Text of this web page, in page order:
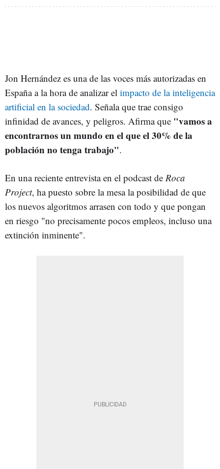
Jon Hernández es una de las voces más autorizadas en
España a la hora de analizar el impacto de la inteligencia
artificial en la sociedad. Señala que trae consigo
infinidad de avances, y peligros. Afirma que "vamos a
encontrarnos un mundo en el que el 30% de la
población no tenga trabajo".
En una reciente entrevista en el podcast de Roca
Project, ha puesto sobre la mesa la posibilidad de que
los nuevos algoritmos arrasen con todo y que pongan
en riesgo "no precisamente pocos empleos, incluso una
extinción inminente".